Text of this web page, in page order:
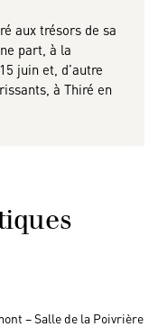
aux trésors de sa
part, à la
juin et, d’autre
à Thiré en
– Salle de la Poivrière